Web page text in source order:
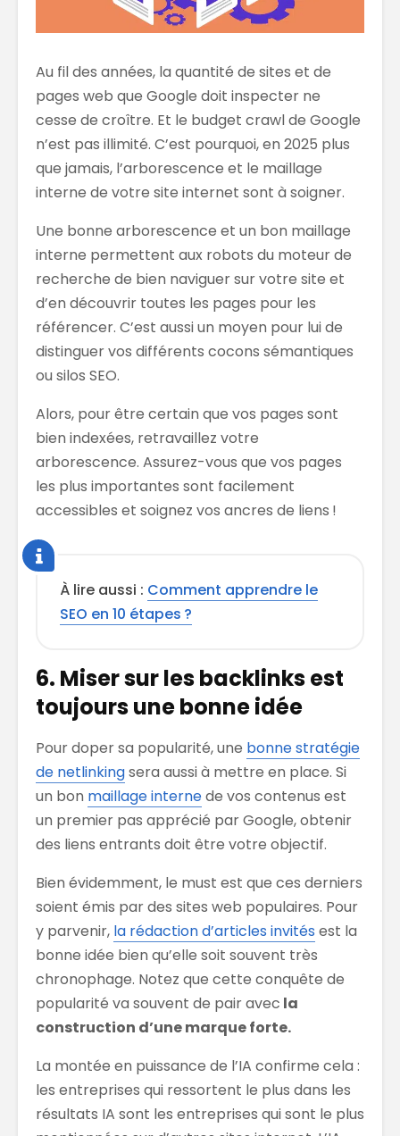
Au fil des années, la quantité de sites et de
pages web que Google doit inspecter ne
cesse de croître. Et le budget crawl de Google
n’est pas illimité. C’est pourquoi, en 2025 plus
que jamais, l’arborescence et le maillage
interne de votre site internet sont à soigner.
Une bonne arborescence et un bon maillage
interne permettent aux robots du moteur de
recherche de bien naviguer sur votre site et
d’en découvrir toutes les pages pour les
référencer. C’est aussi un moyen pour lui de
distinguer vos différents cocons sémantiques
ou silos SEO.
Alors, pour être certain que vos pages sont
bien indexées, retravaillez votre
arborescence. Assurez-vous que vos pages
les plus importantes sont facilement
accessibles et soignez vos ancres de liens !
À lire aussi : Comment apprendre le
SEO en 10 étapes ?
6. Miser sur les backlinks est
toujours une bonne idée
Pour doper sa popularité, une bonne stratégie
de netlinkingsera aussi à mettre en place. Si
un bon maillage internede vos contenus est
un premier pas apprécié par Google, obtenir
des liens entrants doit être votre objectif.
Bien évidemment, le must est que ces derniers
soient émis par des sites web populaires. Pour
y parvenir, la rédaction d’articles invités est la
bonne idée bien qu’elle soit souvent très
chronophage. Notez que cette conquête de
popularité va souvent de pair avec la
construction d’une marque forte.
La montée en puissance de l’IA confirme cela :
les entreprises qui ressortent le plus dans les
résultats IA sont les entreprises qui sont le plus